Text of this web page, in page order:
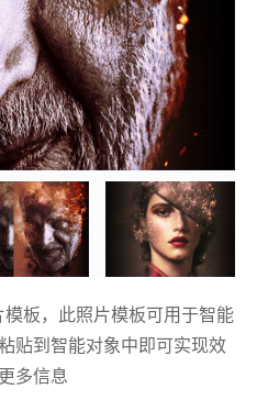
板，此照片模板可用于智能
贴到智能对象中即可实现效
多信息